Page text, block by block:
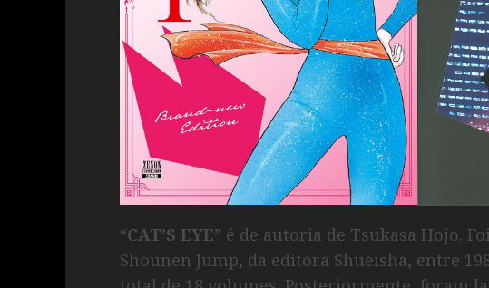
“CAT’S EYE” é de autoria de Tsukasa Hojo.
Shounen Jump, da editora Shueisha, entre